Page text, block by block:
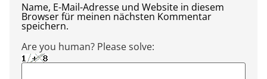
Name, E-Mail-Adresse und Website in diesem
Browser für meinen nächsten Kommentar
speichern.
Are you human? Please solve: